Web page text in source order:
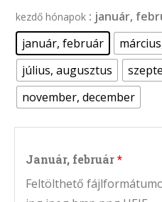
kezdő hónapok : január,
január, február
július, augusztus
november, december
Január, február
Feltölthető